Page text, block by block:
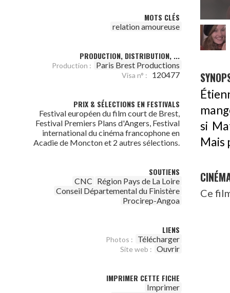
MOTS CLÉS
relation amoureuse
PRODUCTION, DISTRIBUTION, ...
Production : Paris Brest Productions
Visa n° : 120477
PRIX & SÉLECTIONS EN FESTIVALS
Festival européen du film court de Brest,
Festival Premiers Plans d'Angers, Festival
international du cinéma francophone en
Acadie de Moncton et 2 autres sélections.
SOUTIENS
CNC Région Pays de La Loire
Conseil Départemental du Finistère
Procirep-Angoa
LIENS
Photos : Télécharger
Site web : Ouvrir
IMPRIMER CETTE FICHE
Imprimer
si
Mais
Ce